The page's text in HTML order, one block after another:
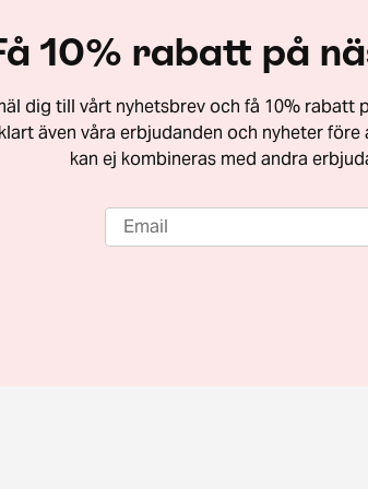
10% rabatt på
dig till vårt nyhetsbrev och få 10% rabatt
även våra erbjudanden och nyheter före
kan ej kombineras med andra